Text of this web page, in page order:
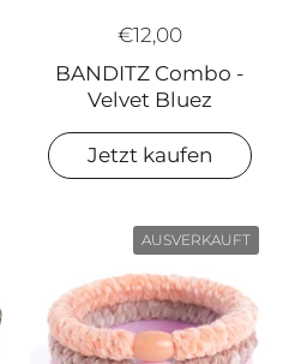
€12,00
BANDITZ Combo -
Velvet Bluez
Jetzt kaufen
AUSVERKAUFT